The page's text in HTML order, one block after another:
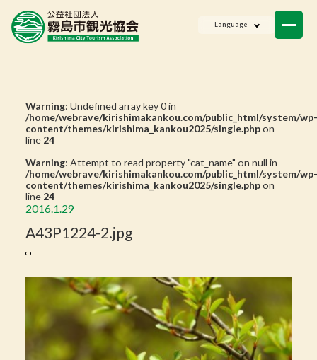
Language
Warning: Undefined array key 0 in
/home/webrave/kirishimakankou.com/public_html/system/wp-
content/themes/kirishima_kankou2025/single.phpon
line 24
Warning: Attempt to read property "cat_name" on null in
/home/webrave/kirishimakankou.com/public_html/system/wp-
content/themes/kirishima_kankou2025/single.phpon
line 24
2016.1.29
A43P1224-2.jpg